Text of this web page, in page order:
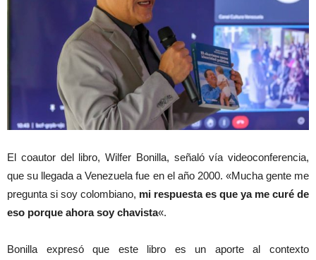
El coautor del libro, Wilfer Bonilla, señaló vía videoconferencia,
que su llegada a Venezuela fue en el año 2000. «Mucha gente me
pregunta si soy colombiano, mi respuesta es que ya me curé de
eso porque ahora soy chavista«.
Bonilla expresó que este libro es un aporte al contexto